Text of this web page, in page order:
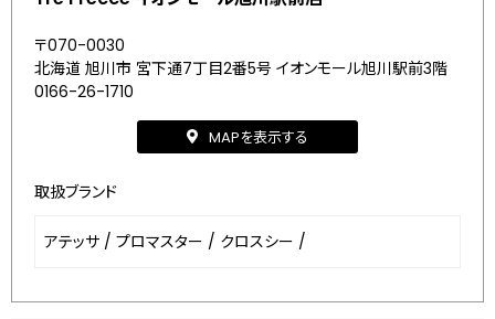
〒070-0030
北海道 旭川市 宮下通7丁目2番5号 イオンモール旭川駅前3階
0166-26-1710
MAPを表示する
取扱ブランド
アテッサ / プロマスター / クロスシー /